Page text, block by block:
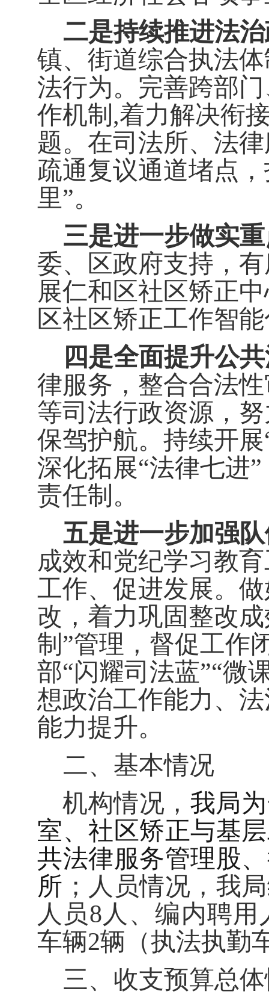
二是持续推进法
镇、街道综合执法
法行为。完善跨部
作机制 ,着力解决衔
题。在司法所、法
疏通复议通道堵点
里”。
三是进一步做实
委、区政府支持，
展仁和区社区矫正
区社区矫正工作智
四是全面提升公
律服务，整合合法
等司法行政资源，
保驾护航。 持续开展
深化拓展“法律七进”
责任制。
五是进一步加强
成效和党纪学习教
工作、促进发展。
改，着力巩固整改
制 ”管理，督促工作
部“闪耀司法蓝”“微
想政治工作能力、
能力提升。
二、基本情况
机构情况， 我局
室、社区矫正与基
共法律服务管理股
所 ；人员情况，我
人员8 人、编内聘用
车辆2辆（执法执勤
三、收支预算总